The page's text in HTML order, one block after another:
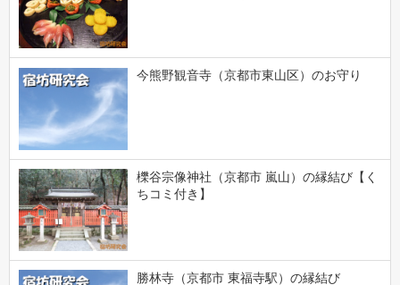
今熊野観音寺（京都市東山区）のお守り
櫟谷宗像神社（京都市 嵐山）の縁結び【く
ちコミ付き】
勝林寺（京都市 東福寺駅）の縁結び